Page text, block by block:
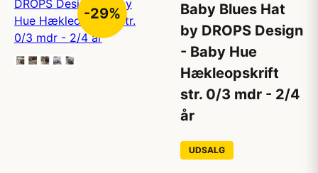
-29%
Baby Blues Hat
by DROPS Design
- Baby Hue
Hækleopskrift
str. 0/3 mdr - 2/4
år
UDSALG